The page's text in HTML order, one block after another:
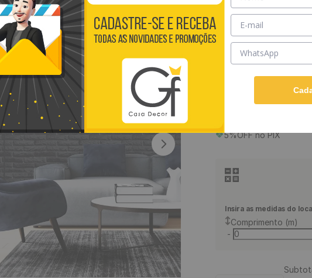
PAPEL DE
TEXTURIZADO
Papel de Parede
Papel AutoColante e
Ver descrição completa
5%OFF no PIX
Insira as medidas do
Comprimento (m)
-
3º
quarto
5º
º
papel parede
10º piso vinílico click